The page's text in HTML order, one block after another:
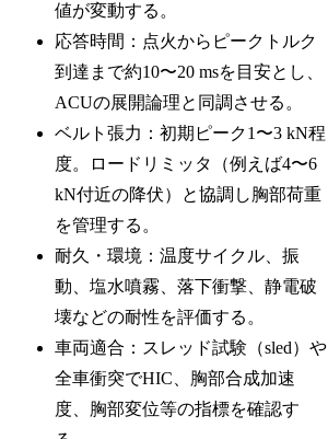
値が変動する。
応答時間：点火からピークトルク
到達まで約10〜20 msを目安とし、
ACUの展開論理と同調させる。
ベルト張力：初期ピーク1〜3 kN程
度。ロードリミッタ（例えば4〜6
kN付近の降伏）と協調し胸部荷重
を管理する。
耐久・環境：温度サイクル、振
動、塩水噴霧、落下衝撃、静電破
壊などの耐性を評価する。
車両適合：スレッド試験（sled）や
全車衝突でHIC、胸部合成加速
度、胸部変位等の指標を確認す